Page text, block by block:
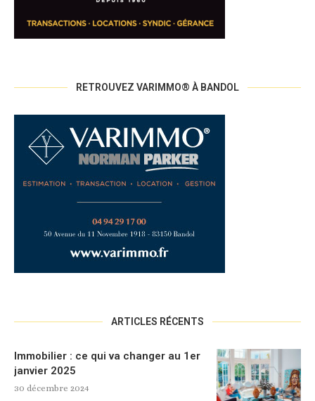
RETROUVEZ VARIMMO® À BANDOL
ARTICLES RÉCENTS
Immobilier : ce qui va changer au 1er
janvier 2025
30 décembre 2024